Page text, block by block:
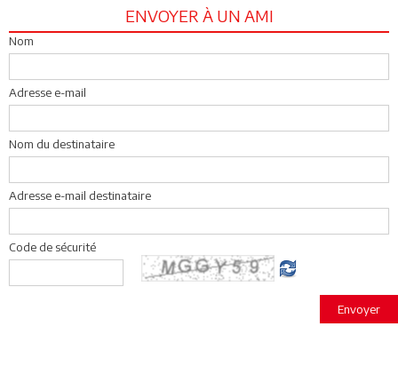
ENVOYER À UN AMI
Nom
Adresse e-mail
Nom du destinataire
Adresse e-mail destinataire
Code de sécurité
Envoyer